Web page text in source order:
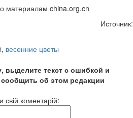
материалам china.org.cn
Источник:
, весенние цветы
выделите текст с ошибкой и
об этом редакции
свій коментарій: